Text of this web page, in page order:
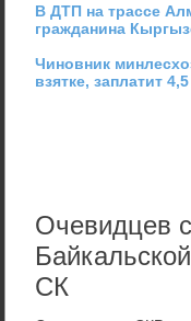
В ДТП на трассе
гражданина
Чиновник
взятке, заплатит
Очевидцев
СК